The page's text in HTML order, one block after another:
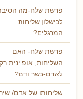
פרשת שלח-מה
לכישלון שליחות
המרגלים?
פרשת שלח- האם
השליחות, אופיינית רק
לאדם-בשר ודם?
שליחותו של אדם/ שיר